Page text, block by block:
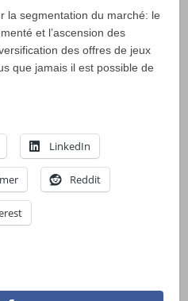
la segmentation du marché: le
et l’ascension des
des offres de jeux
que jamais il est possible de
LinkedIn
Reddit